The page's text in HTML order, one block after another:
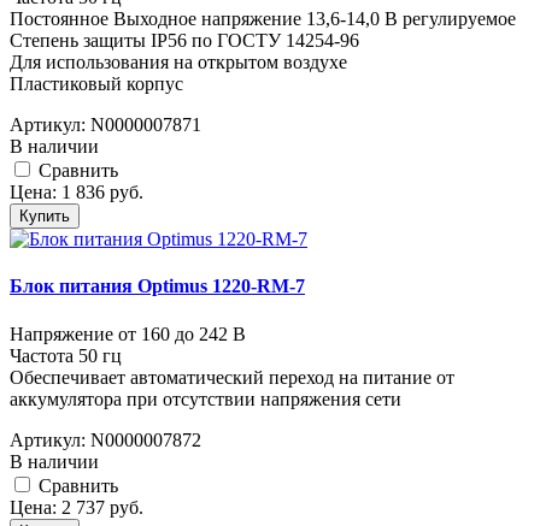
Постоянное Выходное напряжение 13,6-14,0 В регулируемое
Степень защиты IP56 по ГОСТУ 14254-96
Для использования на открытом воздухе
Пластиковый корпус
Артикул: N0000007871
В наличии
Cравнить
Цена: 1 836 руб.
Купить
Блок питания Optimus 1220-RM-7
Напряжение от 160 до 242 В
Частота 50 гц
Обеспечивает автоматический переход на питание от
аккумулятора при отсутствии напряжения сети
Артикул: N0000007872
В наличии
Cравнить
Цена: 2 737 руб.